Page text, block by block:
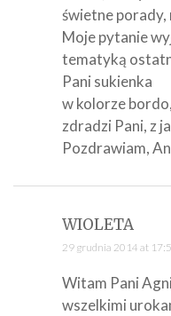
świetne porady,
Moje pytanie
tematyką
Pani sukienka
w kolorze
zdradzi Pani, z
Pozdrawiam,
WIOLETA
29 grudnia 2014 at
Witam Pani
wszelkimi